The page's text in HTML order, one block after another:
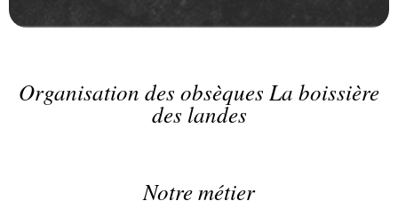
Organisation des obsèques La boissière
des landes
Notre métier